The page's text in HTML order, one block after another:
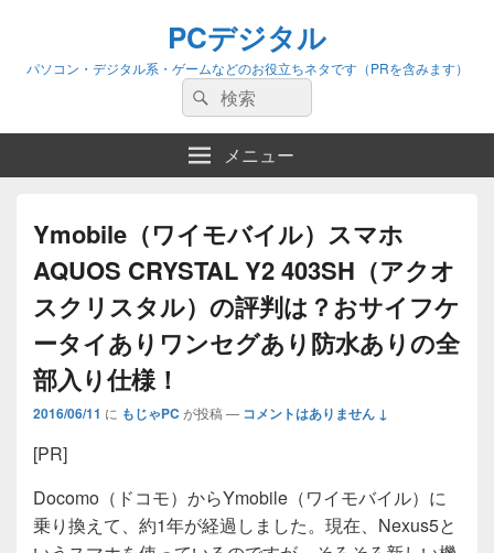
PCデジタル
パソコン・デジタル系・ゲームなどのお役立ちネタです（PRを含みます）
検
索:
検
索
メニュー
Ymobile（ワイモバイル）スマホ
AQUOS CRYSTAL Y2 403SH（アクオ
スクリスタル）の評判は？おサイフケ
ータイありワンセグあり防水ありの全
部入り仕様！
2016/06/11 に もじゃPC が投稿 — コメントはありません ↓
[PR]
Docomo（ドコモ）からYmobile（ワイモバイル）に
乗り換えて、約1年が経過しました。現在、Nexus5と